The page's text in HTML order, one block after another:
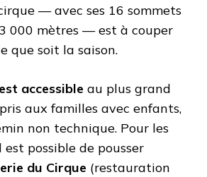
— avec ses 16 sommets
000 mètres — est à couper
que soit la saison.
accessible au plus grand
aux familles avec enfants,
non technique. Pour les
est possible de pousser
du Cirque (restauration